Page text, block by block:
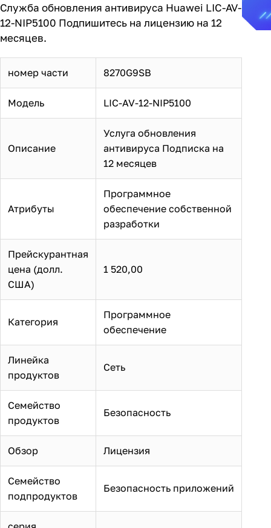
Служба обновления антивируса Huawei LIC-AV-
12-NIP5100 Подпишитесь на лицензию на 12
месяцев.
номер части 8270G9SB
Модель LIC-AV-12-NIP5100
Описание
Услуга обновления
антивируса Подписка на
12 месяцев
Атрибуты
Программное
обеспечение собственной
разработки
Прейскурантная
цена (долл.
США)
1 520,00
Категория
Программное
обеспечение
Линейка
продуктов
Сеть
Семейство
продуктов
Безопасность
Обзор Лицензия
Семейство
подпродуктов
Безопасность приложений